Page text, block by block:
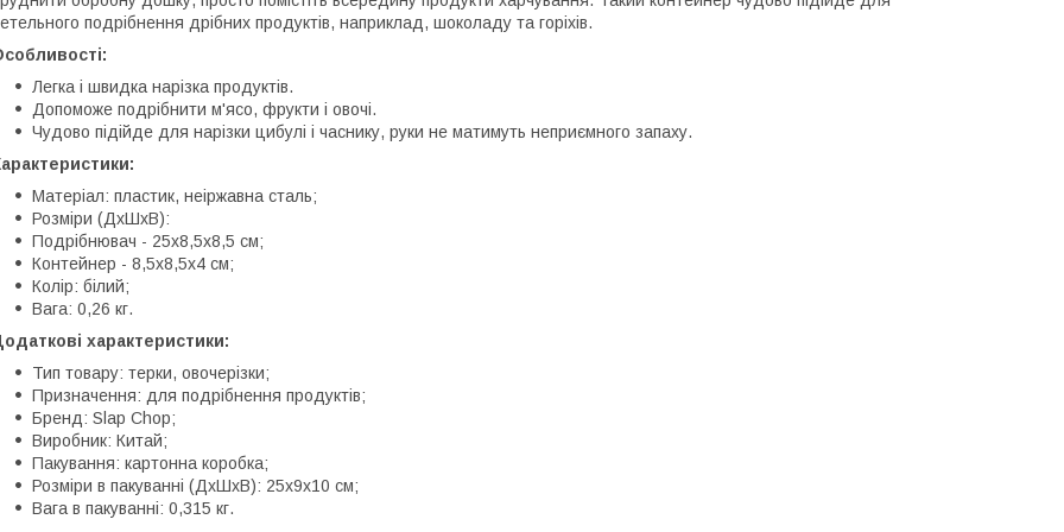
подрібнення дрібних продуктів, наприклад, шоколаду та горіхів.
Легка і швидка нарізка продуктів.
Допоможе подрібнити м'ясо, фрукти і овочі.
Чудово підійде для нарізки цибулі і часнику, руки не матимуть неприємного запаху.
Матеріал: пластик, неіржавна сталь;
Розміри (ДхШхВ):
Подрібнювач - 25х8,5х8,5 см;
Контейнер - 8,5х8,5х4 см;
Колір: білий;
Вага: 0,26 кг.
характеристики:
Тип товару: терки, овочерізки;
Призначення: для подрібнення продуктів;
Бренд: Slap Chop;
Виробник: Китай;
Пакування: картонна коробка;
Розміри в пакуванні (ДхШхВ): 25х9х10 см;
Вага в пакуванні: 0,315 кг.